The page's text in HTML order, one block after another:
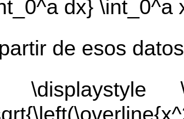
dx} \int_0^a
de esos
\displaystyle